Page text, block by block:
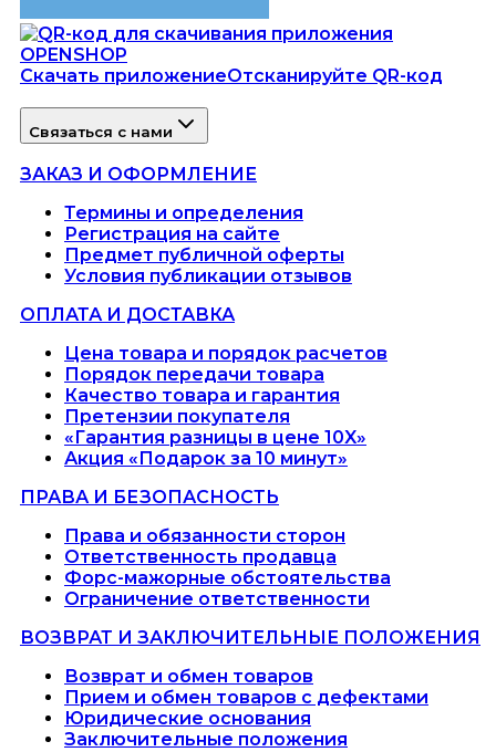
Скачать приложениеОтсканируйте QR-код
Связаться с нами
ЗАКАЗ И ОФОРМЛЕНИЕ
Термины и определения
Регистрация на сайте
Предмет публичной оферты
Условия публикации отзывов
ОПЛАТА И ДОСТАВКА
Цена товара и порядок расчетов
Порядок передачи товара
Качество товара и гарантия
Претензии покупателя
«Гарантия разницы в цене 10X»
Акция «Подарок за 10 минут»
ПРАВА И БЕЗОПАСНОСТЬ
Права и обязанности сторон
Ответственность продавца
Форс-мажорные обстоятельства
Ограничение ответственности
ВОЗВРАТ И ЗАКЛЮЧИТЕЛЬНЫЕ ПОЛОЖЕНИЯ
Возврат и обмен товаров
Прием и обмен товаров с дефектами
Юридические основания
Заключительные положения